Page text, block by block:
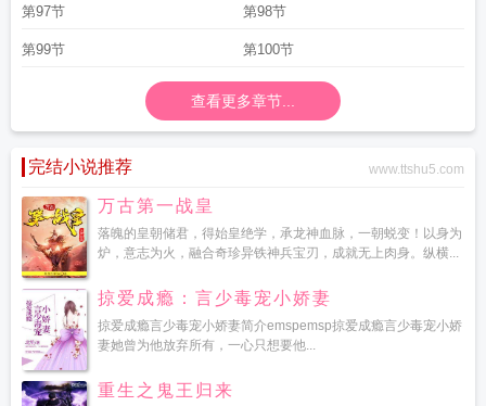
第97节 第98节
第99节 第100节
查看更多章节...
完结小说推荐 www.ttshu5.com
万古第一战皇
落魄的皇朝储君，得始皇绝学，承龙神血脉，一朝蜕变！以身为
炉，意志为火，融合奇珍异铁神兵宝刃，成就无上肉身。纵横...
掠爱成瘾：言少毒宠小娇妻
掠爱成瘾言少毒宠小娇妻简介emspemsp掠爱成瘾言少毒宠小娇
妻她曾为他放弃所有，一心只想要他...
重生之鬼王归来